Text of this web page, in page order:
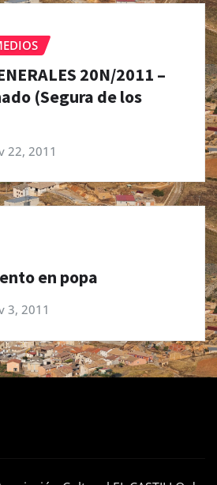
20N/2011 –
(Segura de los
22, 2011
en popa
3, 2011